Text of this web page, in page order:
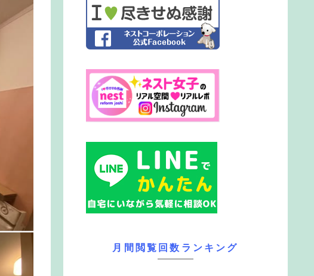
月間閲覧回数ランキング